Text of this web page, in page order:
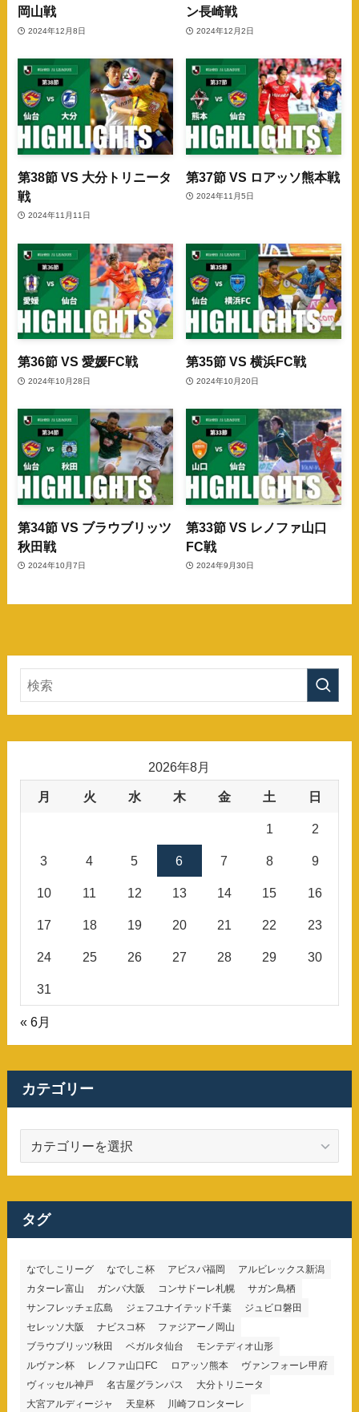
岡山戦
2024年12月8日
ン長崎戦
2024年12月2日
第38節 VS 大分トリニータ
戦
2024年11月11日
第37節 VS ロアッソ熊本戦
2024年11月5日
第36節 VS 愛媛FC戦
2024年10月28日
第35節 VS 横浜FC戦
2024年10月20日
第34節 VS ブラウブリッツ
秋田戦
2024年10月7日
第33節 VS レノファ山口
FC戦
2024年9月30日
2026年8月
月 火 水 木 金 土 日
1 2
3 4 5 6 7 8 9
10 11 12 13 14 15 16
17 18 19 20 21 22 23
24 25 26 27 28 29 30
31
« 6月
カテゴリー
ゴ
リ
ー
タグ
なでしこリーグ なでしこ杯 アビスパ福岡
アルビレックス新潟
カターレ富山
ガンバ大阪 コンサドーレ札幌
サガン鳥栖
サンフレッチェ広島
ジェフユナイテッド千葉
ジュビロ磐田
セレッソ大阪
ナビスコ杯
ファジアーノ岡山
ブラウブリッツ秋田
ベガルタ仙台
モンテディオ山形
ルヴァン杯
レノファ山口FC ロアッソ熊本
ヴァンフォーレ甲府
ヴィッセル神戸
名古屋グランパス
大分トリニータ
大宮アルディージャ
天皇杯
川崎フロンターレ